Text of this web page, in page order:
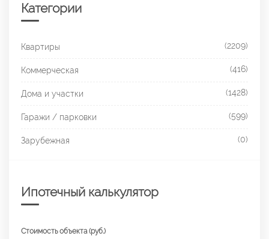
Категории
Квартиры (2209)
Коммерческая (416)
Дома и участки (1428)
Гаражи / парковки (599)
Зарубежная (0)
Ипотечный калькулятор
Стоимость объекта (руб.)